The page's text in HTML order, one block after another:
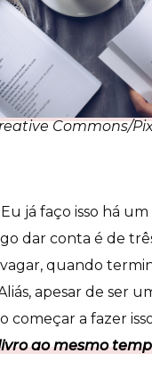
Commons/
já faço isso há
dar conta é de
quando
apesar de ser
a fazer
ao mesmo